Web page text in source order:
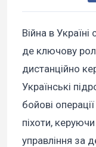
Війна в
де ключову
дистанційно
Українські
бойові
піхоти,
управління за